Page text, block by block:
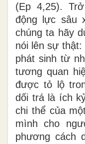
(Ep 4,25).
động lực sâu
chúng ta hãy
nói lên sự
phát sinh từ
tương quan
được tỏ lộ
dối trá là ích
chi thể của
mình cho
phương cách